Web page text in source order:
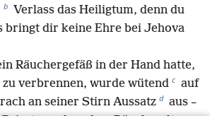
b Verlass das Heiligtum, denn du
bringt dir keine Ehre bei Jehova
Räuchergefäß in der Hand hatte,
verbrennen, wurde wütend c auf
an seiner Stirn Aussatz d aus –
neben dem Räucheraltar